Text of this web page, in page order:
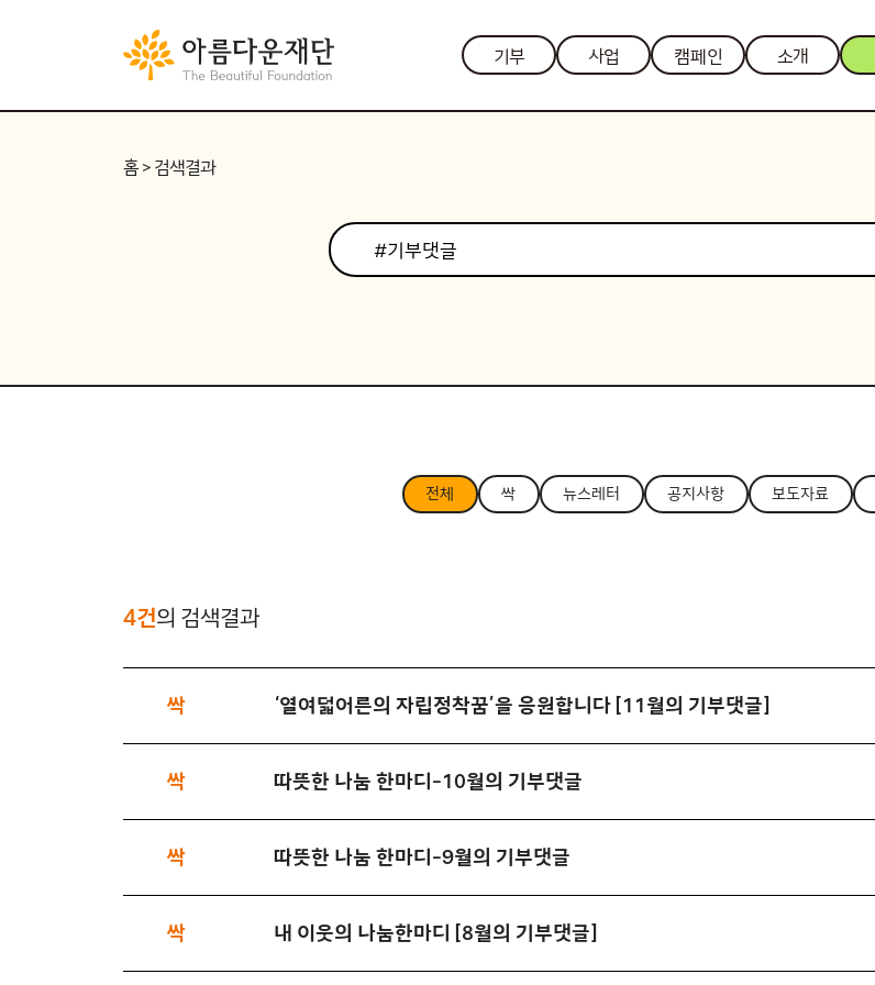
기부 사업 캠페인 소개
홈 > 검색결과
전체 싹 뉴스레터 공지사항 보도자료
4건의 검색결과
싹 ‘열여덟어른의 자립정착꿈’을 응원합니다 [11월의 기부댓글]
싹 따뜻한 나눔 한마디-10월의 기부댓글
싹 따뜻한 나눔 한마디-9월의 기부댓글
싹 내 이웃의 나눔한마디 [8월의 기부댓글]